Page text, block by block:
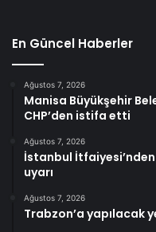
En Güncel Haberler
Ağustos 7, 2026
Manisa Büyükşehir
CHP’den istifa etti
Ağustos 7, 2026
İstanbul
uyarı
Ağustos 7, 2026
Trabzon’a yapılacak